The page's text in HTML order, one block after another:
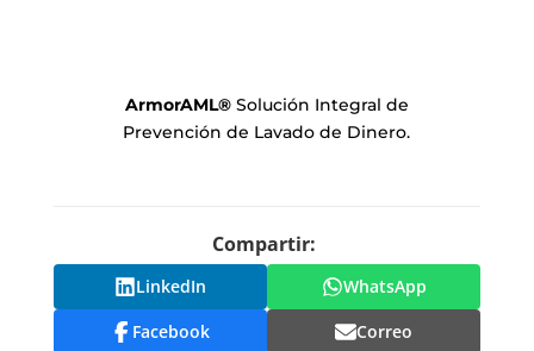
ArmorAML® Solución Integral de
Prevención de Lavado de Dinero.
Compartir:
LinkedIn
WhatsApp
Facebook
Correo